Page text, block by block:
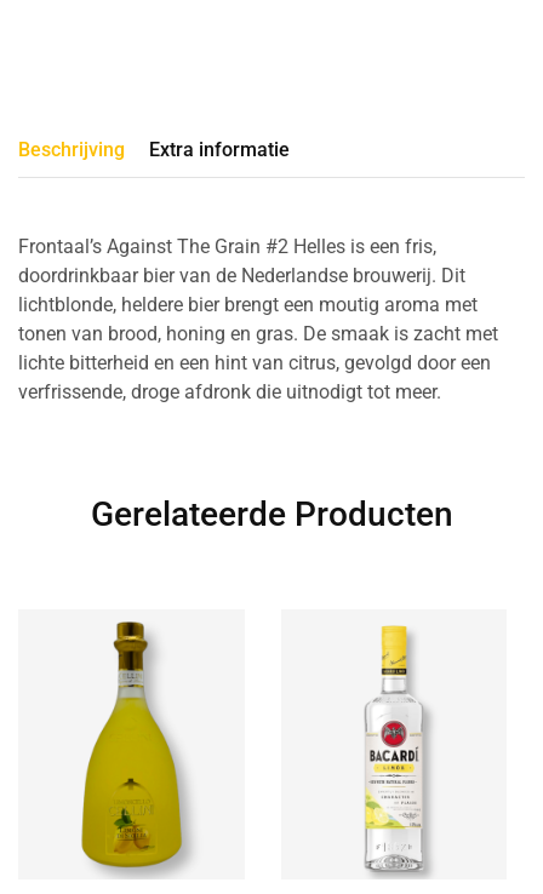
Beschrijving Extra informatie
Frontaal’s Against The Grain #2 Helles is een fris,
doordrinkbaar bier van de Nederlandse brouwerij. Dit
lichtblonde, heldere bier brengt een moutig aroma met
tonen van brood, honing en gras. De smaak is zacht met
lichte bitterheid en een hint van citrus, gevolgd door een
verfrissende, droge afdronk die uitnodigt tot meer.
Gerelateerde Producten